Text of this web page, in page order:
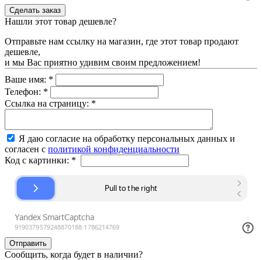
Нашли этот товар дешевле?
Отправьте нам ссылку на магазин, где этот товар продают
дешевле,
и мы Вас приятно удивим своим предложением!
Ваше имя: *
Телефон: *
Ссылка на страницу: *
Я даю согласие на обработку персональных данных и
согласен с политикой конфиденциальности
Код с картинки: *
Сообщить, когда будет в наличии?